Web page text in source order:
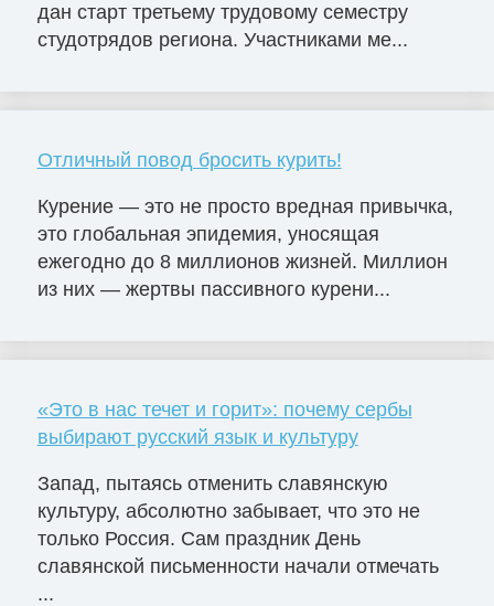
дан старт третьему трудовому семестру
студотрядов региона. Участниками ме...
Отличный повод бросить курить!
Курение — это не просто вредная привычка,
это глобальная эпидемия, уносящая
ежегодно до 8 миллионов жизней. Миллион
из них — жертвы пассивного курени...
«Это в нас течет и горит»: почему сербы
выбирают русский язык и культуру
Запад, пытаясь отменить славянскую
культуру, абсолютно забывает, что это не
только Россия. Сам праздник День
славянской письменности начали отмечать
...